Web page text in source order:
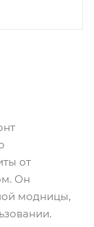
от
Он
модницы,